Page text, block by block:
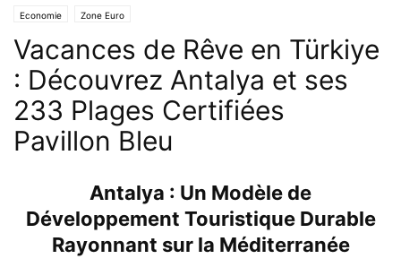
Economie Zone Euro
Vacances de Rêve en Türkiye
: Découvrez Antalya et ses
233 Plages Certifiées
Pavillon Bleu
Antalya : Un Modèle de
Développement Touristique Durable
Rayonnant sur la Méditerranée